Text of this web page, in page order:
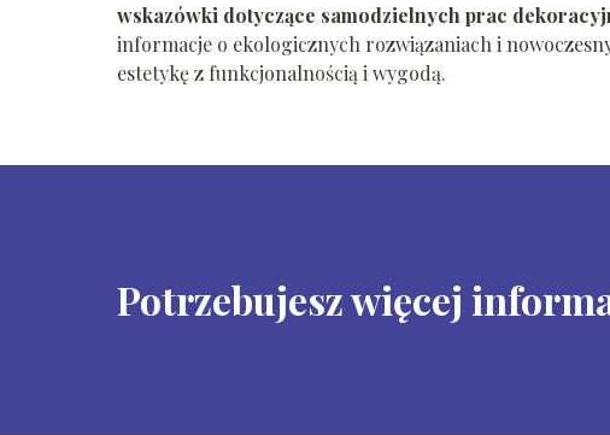
wskazówki dotyczące samodzielnych prac
informacje o ekologicznych rozwiązaniach i
estetykę z funkcjonalnością i wygodą.
Potrzebujesz więcej